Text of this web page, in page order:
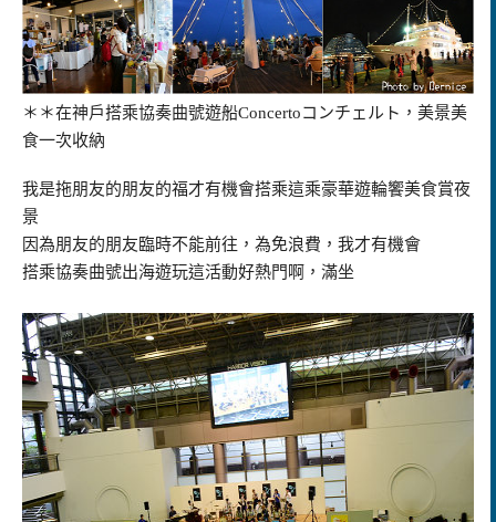
＊＊在神戶搭乘協奏曲號遊船Concertoコンチェルト，美景美
食一次收納
我是拖朋友的朋友的福才有機會搭乘這乘豪華遊輪饗美食賞夜
景
因為朋友的朋友臨時不能前往，為免浪費，我才有機會
搭乘協奏曲號出海遊玩這活動好熱門啊，滿坐